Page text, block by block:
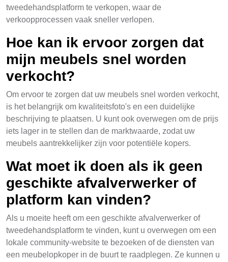
tweedehandsplatform te verkopen, waar de
verkoopprocessen vaak sneller verlopen.
Hoe kan ik ervoor zorgen dat
mijn meubels snel worden
verkocht?
Om ervoor te zorgen dat uw meubels snel worden verkocht,
is het belangrijk om kwaliteitsfoto's en een duidelijke
beschrijving te plaatsen. U kunt ook overwegen om de prijs
iets lager in te stellen dan de marktwaarde, zodat uw
meubels aantrekkelijker zijn voor potentiële kopers.
Wat moet ik doen als ik geen
geschikte afvalverwerker of
platform kan vinden?
Als u moeite heeft om een geschikte afvalverwerker of
tweedehandsplatform te vinden, kunt u overwegen om een
lokale community-website te bezoeken of de diensten van
een meubelopkoper in de buurt te raadplegen. Ze kunnen u